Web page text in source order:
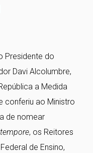
Presidente do
Davi Alcolumbre,
a Medida
conferiu ao Ministro
de nomear
, os Reitores
de Ensino,